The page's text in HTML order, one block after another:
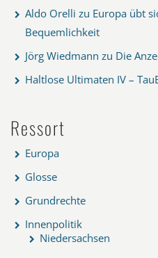
Aldo Orelli zu Europa übt
Bequemlichkeit
Jörg Wiedmann zu Die
Haltlose Ultimaten IV –
Ressort
Europa
Glosse
Grundrechte
Innenpolitik
Niedersachsen